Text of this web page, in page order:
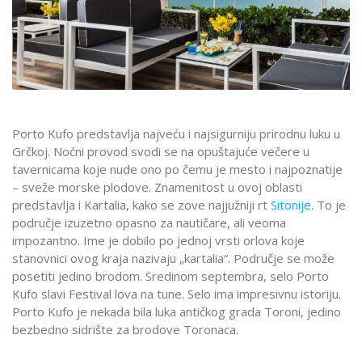
Porto Kufo predstavlja najveću i najsigurniju prirodnu luku u
Grčkoj. Noćni provod svodi se na opuštajuće večere u
tavernicama koje nude ono po čemu je mesto i najpoznatije
– sveže morske plodove. Znamenitost u ovoj oblasti
predstavlja i Kartalia, kako se zove najjužniji rt Sitonije. To je
područje izuzetno opasno za nautičare, ali veoma
impozantno. Ime je dobilo po jednoj vrsti orlova koje
stanovnici ovog kraja nazivaju „kartalia“. Područje se može
posetiti jedino brodom. Sredinom septembra, selo Porto
Kufo slavi Festival lova na tune. Selo ima impresivnu istoriju.
Porto Kufo je nekada bila luka antičkog grada Toroni, jedino
bezbedno sidrište za brodove Toronaca.